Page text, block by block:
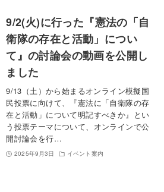
9/2(火)に行った『憲法の「自
衛隊の存在と活動」につい
て』の討論会の動画を公開し
ました
9/13（土）から始まるオンライン模擬国
民投票に向けて、『憲法に「自衛隊の存
在と活動」について明記すべきか』とい
う投票テーマについて、オンラインで公
開討論会を行…
2025年9月3日 イベント案内